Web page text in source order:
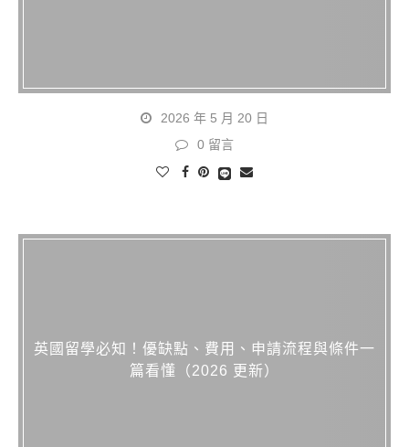
2026 年 5 月 20 日
0 留言
英國留學必知！優缺點、費用、申請流程與條件一
篇看懂（2026 更新）